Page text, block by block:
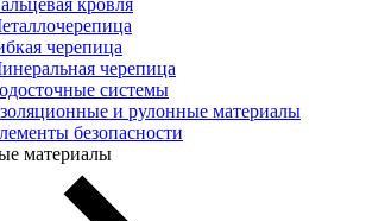
черепица
черепица
системы
и рулонные материалы
безопасности
материалы